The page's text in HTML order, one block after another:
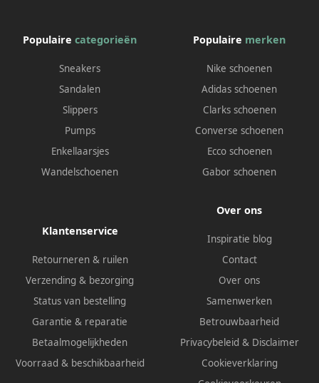
Populaire categorieën
Sneakers
Sandalen
Slippers
Pumps
Enkellaarsjes
Wandelschoenen
Populaire merken
Nike schoenen
Adidas schoenen
Clarks schoenen
Converse schoenen
Ecco schoenen
Gabor schoenen
Klantenservice
Retourneren & ruilen
Verzending & bezorging
Status van bestelling
Garantie & reparatie
Betaalmogelijkheden
Voorraad & beschikbaarheid
Over ons
Inspiratie blog
Contact
Over ons
Samenwerken
Betrouwbaarheid
Privacybeleid & Disclaimer
Cookieverklaring